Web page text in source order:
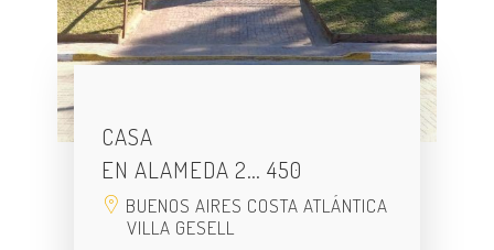
CASA
EN ALAMEDA 2… 450
BUENOS AIRES COSTA ATLÁNTICA
VILLA GESELL